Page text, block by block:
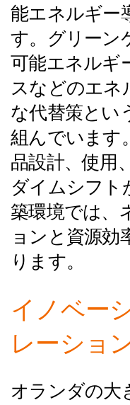
能エネルギー
す。グリーン
可能エネルギ
スなどのエネ
な代替策とい
組んでいます
品設計、使用
ダイムシフト
築環境では、
ョンと資源効
ります。
イノベー
レーショ
オランダの大